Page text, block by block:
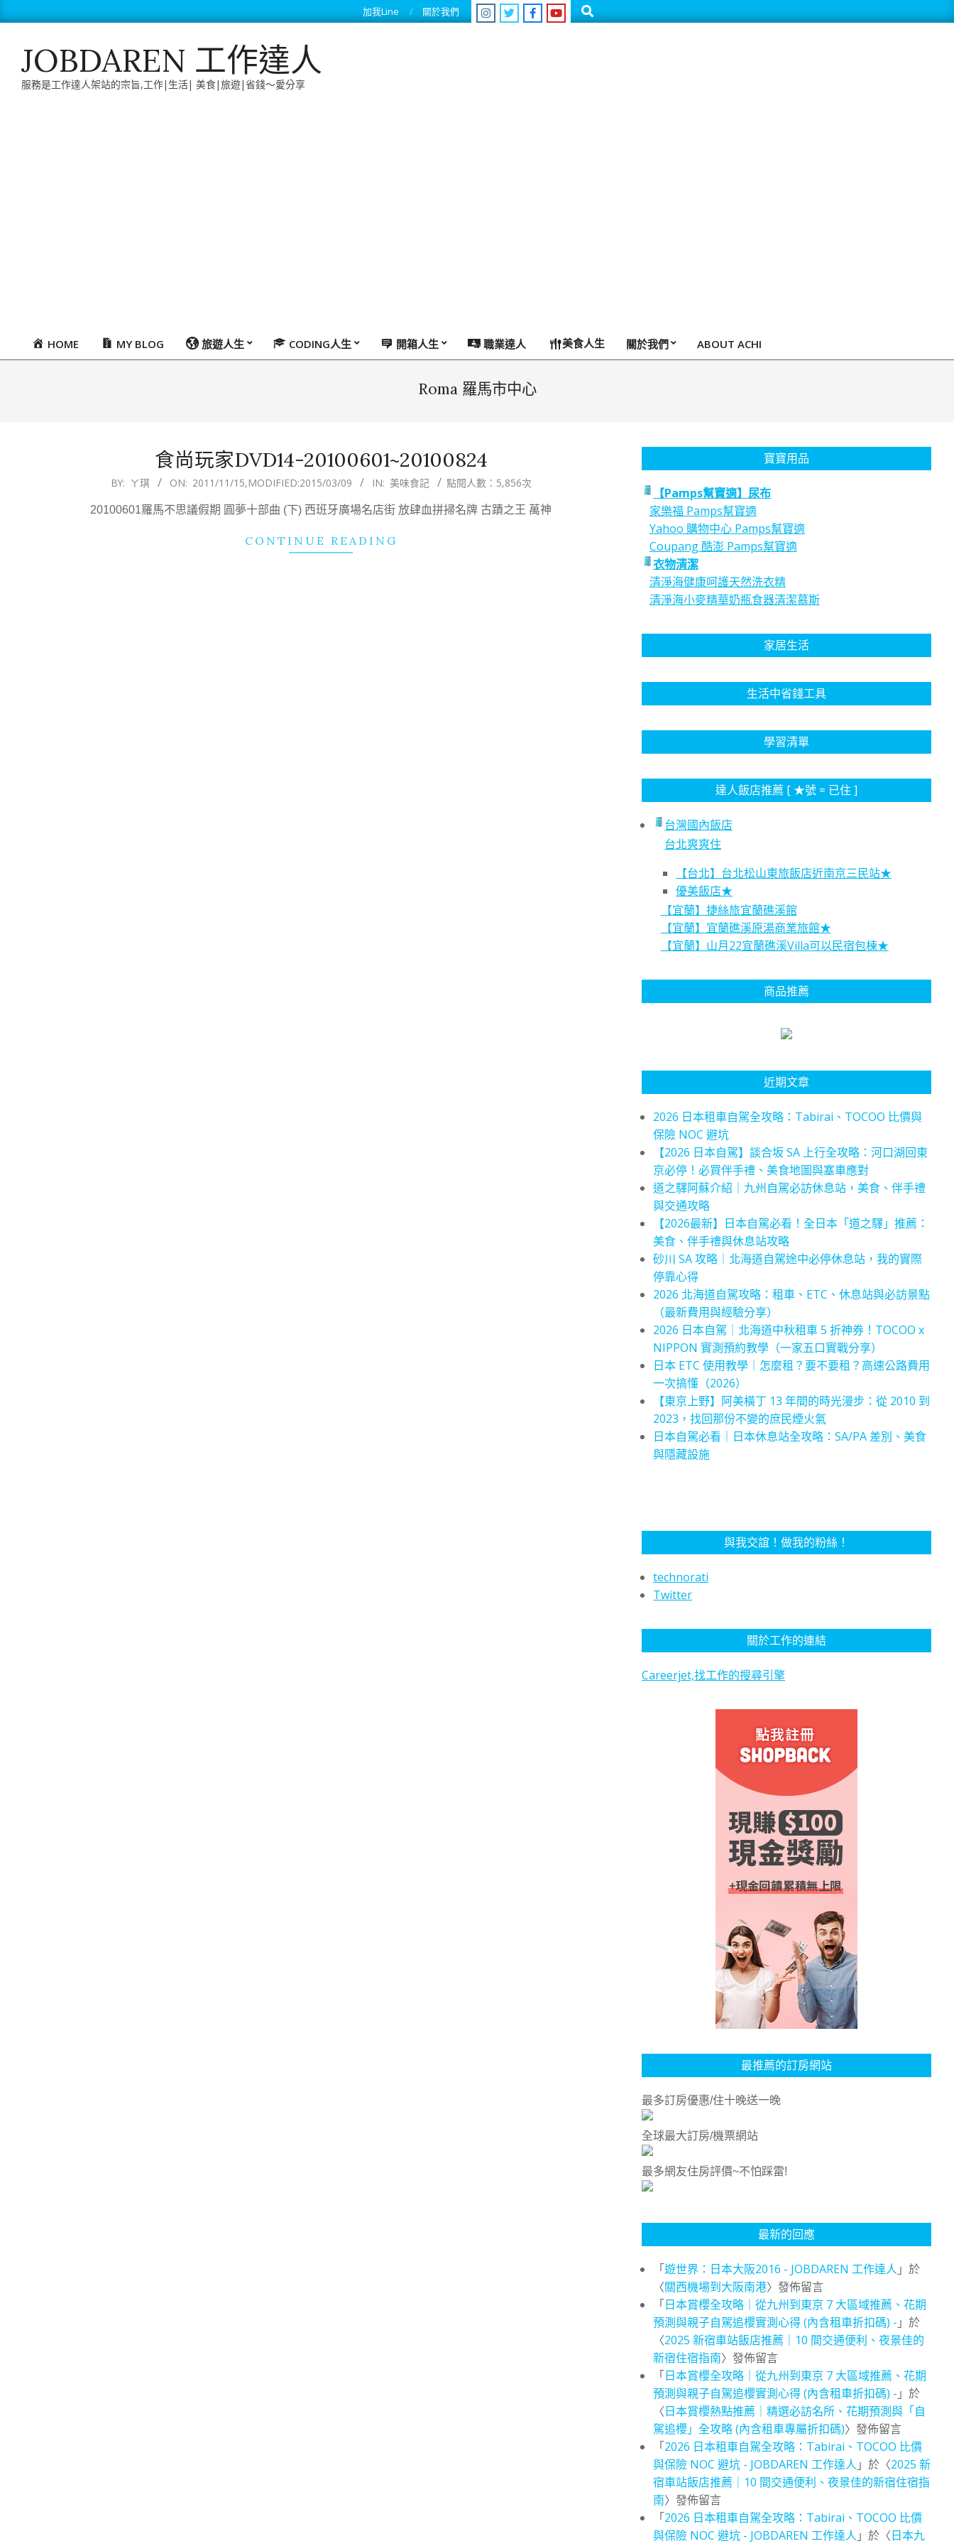
to
加我Line 關於我們 Search
JOBDAREN 工作達人
服務是工作達人架站的宗旨,工作|生活| 美食|旅遊|省錢～愛分享
PrimaryHOME MY BLOG 旅遊人生 CODING人生 開箱人生 職業達人 美食人生 關於我們 ABOUT ACHI
Roma 羅馬市中心
食尚玩家DVD14-20100601~20100824
BY: ㄚ琪 ON: 2011/11/15,MODIFIED:2015/03/09 IN: 美味食記 點閱人數：5,856次
20100601羅馬不思議假期 圓夢十部曲 (下) 西班牙廣場名店街 放肆血拼掃名牌 古蹟之王 萬神
CONTINUE READING
寶寶用品
【Pamps幫寶適】尿布
家樂福 Pamps幫寶適
Yahoo 購物中心 Pamps幫寶適
Coupang 酷澎 Pamps幫寶適
衣物清潔
清淨海健康呵護天然洗衣精
清淨海小麥精華奶瓶食器清潔慕斯
家居生活
生活中省錢工具
學習清單
達人飯店推薦 [ ★號 = 已住 ]
台灣國內飯店
台北爽爽住
【台北】台北松山東旅飯店近南京三民站★
優美飯店★
【宜蘭】捷絲旅宜蘭礁溪館
【宜蘭】宜蘭礁溪原湯商業旅館★
【宜蘭】山月22宜蘭礁溪Villa可以民宿包棟★
商品推薦
近期文章
2026 日本租車自駕全攻略：Tabirai、TOCOO 比價與
保險 NOC 避坑
【2026 日本自駕】談合坂 SA 上行全攻略：河口湖回東
京必停！必買伴手禮、美食地圖與塞車應對
道之驛阿蘇介紹｜九州自駕必訪休息站，美食、伴手禮
與交通攻略
【2026最新】日本自駕必看！全日本「道之驛」推薦：
美食、伴手禮與休息站攻略
砂川 SA 攻略｜北海道自駕途中必停休息站，我的實際
停靠心得
2026 北海道自駕攻略：租車、ETC、休息站與必訪景點
（最新費用與經驗分享）
2026 日本自駕｜北海道中秋租車 5 折神券！TOCOO x
NIPPON 實測預約教學（一家五口實戰分享）
日本 ETC 使用教學｜怎麼租？要不要租？高速公路費用
一次搞懂（2026）
【東京上野】阿美橫丁 13 年間的時光漫步：從 2010 到
2023，找回那份不變的庶民煙火氣
日本自駕必看｜日本休息站全攻略：SA/PA 差別、美食
與隱藏設施
與我交誼！做我的粉絲！
technorati
Twitter
關於工作的連結
Careerjet,找工作的搜尋引擎
最推薦的訂房網站
最多訂房優惠/住十晚送一晚
全球最大訂房/機票網站
最多網友住房評價~不怕踩雷!
最新的回應
「遊世界：日本大阪2016 - JOBDAREN 工作達人 」於
〈關西機場到大阪南港〉發佈留言
「日本賞櫻全攻略｜從九州到東京 7 大區域推薦、花期
預測與親子自駕追櫻實測心得 (內含租車折扣碼) - 」於
〈2025 新宿車站飯店推薦｜10 間交通便利、夜景佳的
新宿住宿指南〉發佈留言
「日本賞櫻全攻略｜從九州到東京 7 大區域推薦、花期
預測與親子自駕追櫻實測心得 (內含租車折扣碼) - 」於
〈日本賞櫻熱點推薦｜精選必訪名所、花期預測與「自
駕追櫻」全攻略 (內含租車專屬折扣碼)〉發佈留言
「2026 日本租車自駕全攻略：Tabirai、TOCOO 比價
與保險 NOC 避坑 - JOBDAREN 工作達人 」於〈2025 新
宿車站飯店推薦｜10 間交通便利、夜景佳的新宿住宿指
南〉發佈留言
「2026 日本租車自駕全攻略：Tabirai、TOCOO 比價
與保險 NOC 避坑 - JOBDAREN 工作達人 」於〈日本九